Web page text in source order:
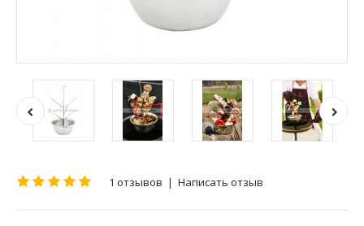
1 отзывов | Написать отзыв